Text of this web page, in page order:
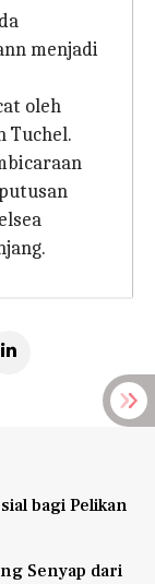
menjadi
oleh
Tuchel.
bagi Pelikan
Senyap dari